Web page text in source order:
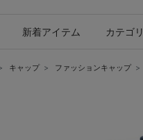
新着アイテム カテゴリ
キャップ ファッションキャップ